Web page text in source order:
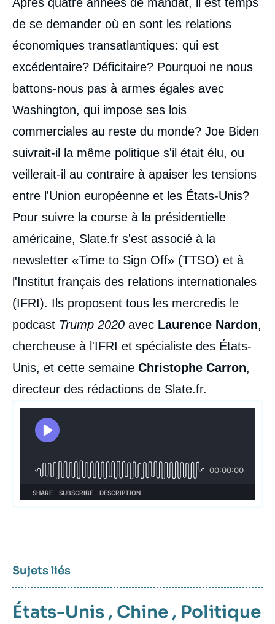
intervention
médiatique
de se demander où en sont les relations
économiques transatlantiques: qui est
excédentaire? Déficitaire? Pourquoi ne nous
battons-nous pas à armes égales avec
Washington, qui impose ses lois
commerciales au reste du monde? Joe Biden
suivrait-il la même politique s'il était élu, ou
veillerait-il au contraire à apaiser les tensions
entre l'Union européenne et les États-Unis?
Pour suivre la course à la présidentielle
américaine, Slate.fr s'est associé à la
newsletter «Time to Sign Off» (TTSO) et à
l'Institut français des relations internationales
(IFRI). Ils proposent tous les mercredis le
podcast Trump 2020 avec Laurence Nardon,
chercheuse à l'IFRI et spécialiste des États-
Unis, et cette semaine Christophe Carron,
directeur des rédactions de Slate.fr.
Sujets liés
États-Unis , Chine , Politique